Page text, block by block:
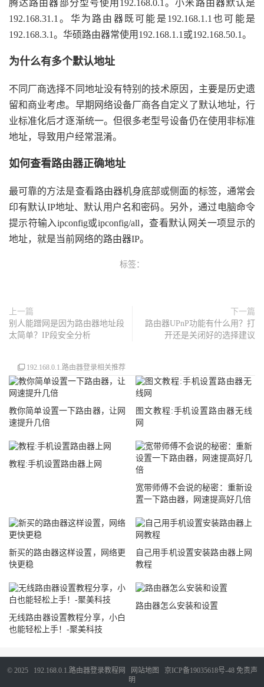
腾达路由器部分型号使用192.168.0.1。小米路由器默认是
192.168.31.1。华为路由器既可能是192.168.1.1也可能是
192.168.3.1。华硕路由器常使用192.168.1.1或192.168.50.1。
为什么有多个默认地址
不同厂商选择不同地址没有特别的技术原因，主要是历史遗
留和商业考虑。早期网络设备厂商各自定义了默认地址，行
业标准化后才逐渐统一。但很多老型号设备仍在使用非标准
地址，导致用户经常混淆。
如何查看路由器正确地址
最可靠的方法是查看路由器机身底部或侧面的标签，通常会
印有默认IP地址、默认用户名和密码。另外，通过电脑命令
提示符输入ipconfig或ipconfig/all，查看默认网关一项显示的
地址，就是当前网络的路由器IP。
标签：
上一篇
别人能蹭网是因为路由器地址段
太简单？IP段安全分析
下一篇
路由器UPnP功能有什么用？打
开还是关闭好的选择建议
192.168.0.1.路由器登录相关推荐
教你简单设置一下路由器，让网
速提升几倍
图文教程:手机设置路由器无线
网
教程:手机设置路由器上网
宽带师傅不会说的秘密：重新设
置一下路由器，网速提高好几倍
新买的路由器这样设置，网络更
快更稳
自己用手机设置安装路由器上网
教程
无线路由器设置教程分享，小白
也能轻松上手！-聚美科技
路由器怎么安装和设置
© 2025 192.168.0.1.路由器登录教程网 网站地图 京ICP备19035618号-48 免责声
明